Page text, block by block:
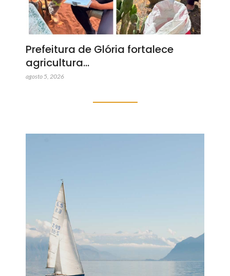
Prefeitura de Glória fortalece
agricultura…
agosto 5, 2026